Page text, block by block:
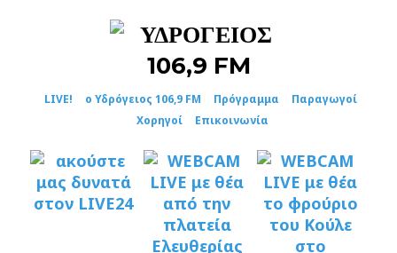
LIVE! ο Υδρόγειος 106,9 FM Πρόγραμμα
Παραγωγοί
Χορηγοί
Επικοινωνία